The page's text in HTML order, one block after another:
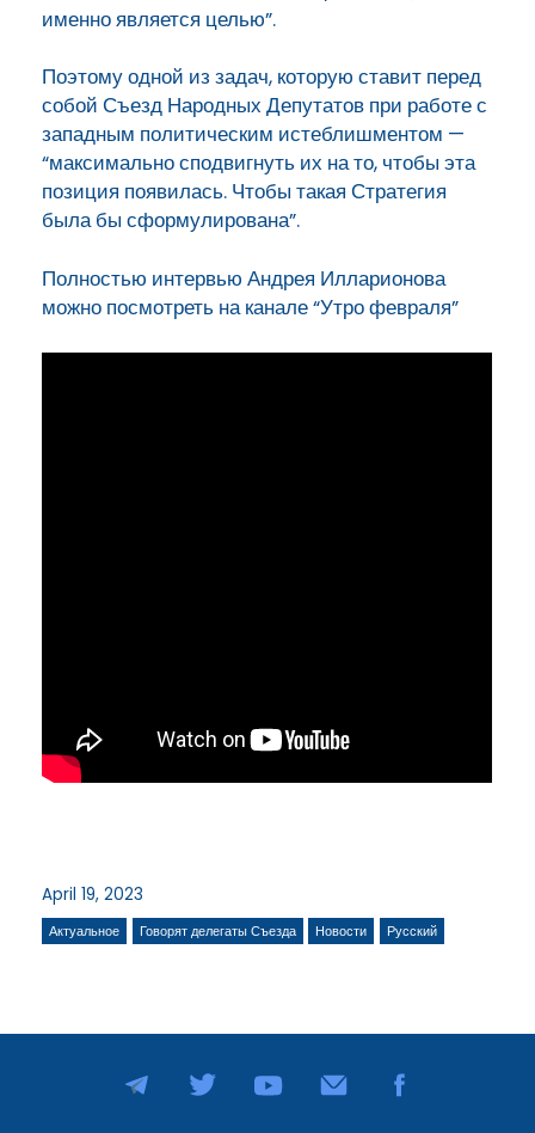
именно является целью”.
Поэтому одной из задач, которую ставит перед
собой Съезд Народных Депутатов при работе с
западным политическим истеблишментом —
“максимально сподвигнуть их на то, чтобы эта
позиция появилась. Чтобы такая Стратегия
была бы сформулирована”.
Полностью интервью Андрея Илларионова
можно посмотреть на канале “Утро февраля”
April 19, 2023
Актуальное Говорят делегаты Съезда Новости Русский